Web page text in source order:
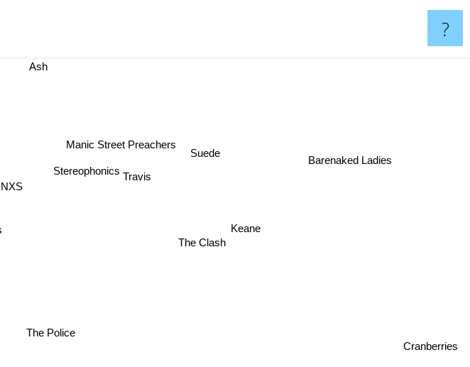
?
The Police
INXS
Travis
Stereophonics
Manic Street Preachers
Keane
Cranberries
Suede
The Clash
Barenaked Ladies
Ash